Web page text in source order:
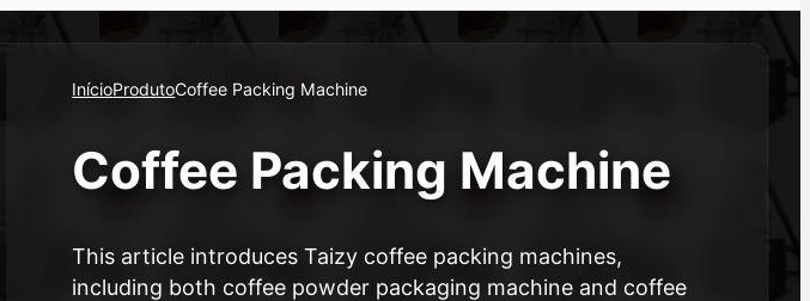
InícioProdutoCoffee Packing Machine
Coffee Packing Machine
This article introduces Taizy coffee packing machines,
including both coffee powder packaging machine and coffee